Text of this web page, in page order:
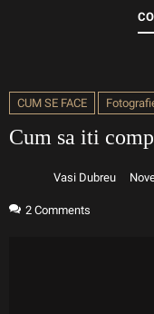
CUM SE FACE
Cum sa iti
Vasi Dubreu
2 Comments